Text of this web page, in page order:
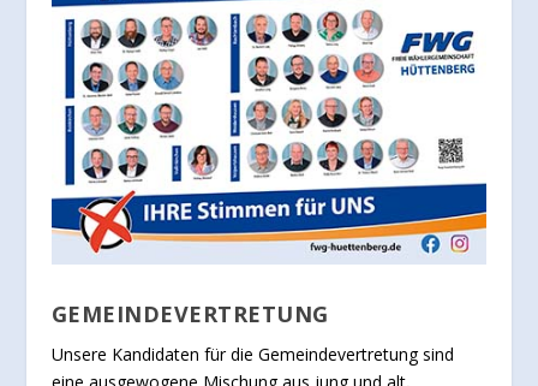
GEMEINDEVERTRETUNG
Unsere Kandidaten für die Gemeindevertretung sind
eine ausgewogene Mischung aus jung und alt,